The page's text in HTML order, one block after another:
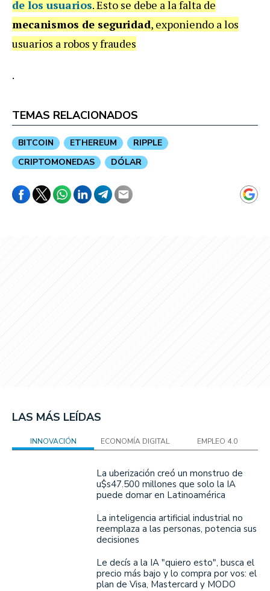
de los usuarios. Esto se debe a la falta de
mecanismos de seguridad, exponiendo a los
usuarios a robos y fraudes
.
TEMAS RELACIONADOS
BITCOIN ETHEREUM
RIPPLE
CRIPTOMONEDAS
DÓLAR
LAS MÁS LEÍDAS
INNOVACIÓN ECONOMÍA DIGITAL EMPLEO 4.0
La uberización creó un monstruo de
u$s47.500 millones que solo la IA
puede domar en Latinoamérica
La inteligencia artificial industrial no
reemplaza a las personas, potencia sus
decisiones
Le decís a la IA "quiero esto", busca el
precio más bajo y lo compra por vos: el
plan de Visa, Mastercard y MODO